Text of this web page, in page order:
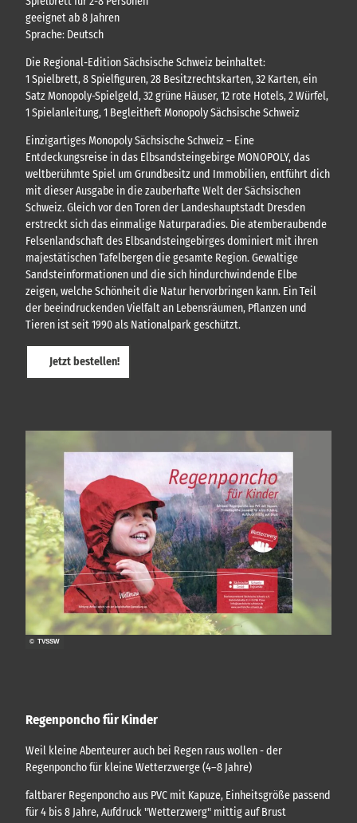
geeignet ab 8 Jahren
Sprache: Deutsch
Die Regional-Edition Sächsische Schweiz beinhaltet:
1 Spielbrett, 8 Spielfiguren, 28 Besitzrechtskarten, 32 Karten, ein
Satz Monopoly-Spielgeld, 32 grüne Häuser, 12 rote Hotels, 2 Würfel,
1 Spielanleitung, 1 Begleitheft Monopoly Sächsische Schweiz
Einzigartiges Monopoly Sächsische Schweiz – Eine
Entdeckungsreise in das Elbsandsteingebirge MONOPOLY, das
weltberühmte Spiel um Grundbesitz und Immobilien, entführt dich
mit dieser Ausgabe in die zauberhafte Welt der Sächsischen
Schweiz. Gleich vor den Toren der Landeshauptstadt Dresden
erstreckt sich das einmalige Naturparadies. Die atemberaubende
Felsenlandschaft des Elbsandsteingebirges dominiert mit ihren
majestätischen Tafelbergen die gesamte Region. Gewaltige
Sandsteinformationen und die sich hindurchwindende Elbe
zeigen, welche Schönheit die Natur hervorbringen kann. Ein Teil
der beeindruckenden Vielfalt an Lebensräumen, Pflanzen und
Tieren ist seit 1990 als Nationalpark geschützt.
Jetzt bestellen!
Regenponcho für Kinder
Weil kleine Abenteurer auch bei Regen raus wollen - der
Regenponcho für kleine Wetterzwerge (4–8 Jahre)
faltbarer Regenponcho aus PVC mit Kapuze, Einheitsgröße passend
für 4 bis 8 Jahre, Aufdruck "Wetterzwerg" mittig auf Brust
© TVSSW